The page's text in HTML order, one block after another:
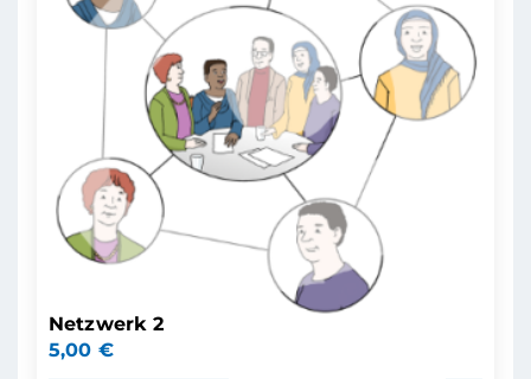
Netzwerk 2
5,00 €